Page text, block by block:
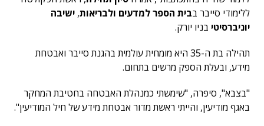
ללימודי סייבר בבית הספר למדעים ולבריאות, ישיבה
יוניברסיטי בניו יורק.
תהילה בת ה-35 היא מומחית עולמית בהגנת סייבר ואבטחת
מידע, ובעלת הספק מרשים בתחום.
"בצבא", סיפרה, "שימשתי כמנהלת האבטחה בחטיבת המחקר
באגף מודיעין, והייתי ראשת מדור אבטחת מידע של חיל המודיעין".